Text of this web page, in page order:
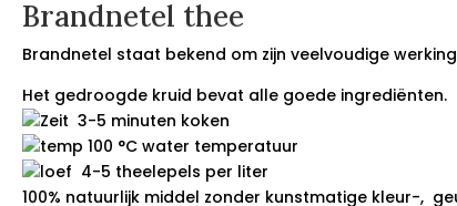
Brandnetel thee
Brandnetel staat bekend om zijn veelvoudige
Het gedroogde kruid bevat alle goede ingrediënten.
3-5 minuten koken
100 °C water temperatuur
4-5 theelepels per liter
100% natuurlijk middel zonder kunstmatige kleur-,